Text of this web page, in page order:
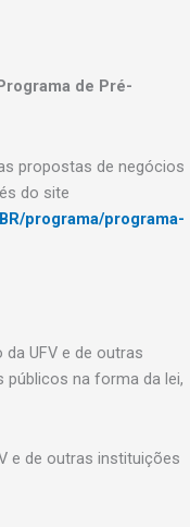
de Pré-
propostas de negócios
do site
programa/programa-
UFV e de outras
públicos na forma da lei,
e de outras instituições